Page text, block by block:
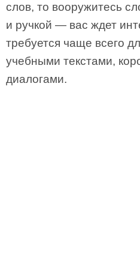
слов, то вооружитесь
и ручкой — вас ждет
требуется чаще всего
учебными текстами,
диалогами.